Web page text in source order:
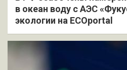
в океан воду с АЭС
экологии на ECOportal